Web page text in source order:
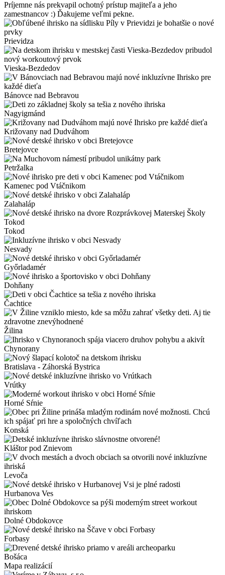
Príjemne nás prekvapil ochotný prístup majiteľa a jeho
zamestnancov :) Ďakujeme veľmi pekne.
Prievidza
Vieska-Bezdedov
Bánovce nad Bebravou
Nagyigmánd
Križovany nad Dudváhom
Bretejovce
Petržalka
Kamenec pod Vtáčnikom
Zalahaláp
Tokod
Nesvady
Győrladamér
Dohňany
Čachtice
Žilina
Chynorany
Bratislava - Záhorská Bystrica
Vrútky
Horné Sŕnie
Konská
Kláštor pod Znievom
Levoča
Hurbanova Ves
Dolné Obdokovce
Forbasy
Bošáca
Mapa realizácií